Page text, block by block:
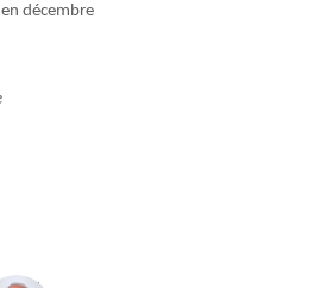
décembre